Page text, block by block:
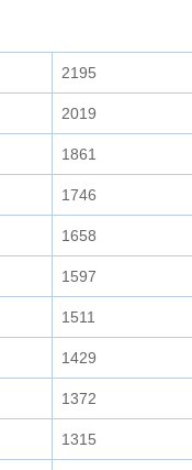
2195
2019
1861
1746
1658
1597
1511
1429
1372
1315